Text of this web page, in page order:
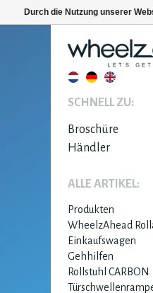
SCHNELL ZU:
Broschüre
Händler
ALLE ARTIKEL:
Produkten
WheelzAhead
Einkaufswagen
Gehhilfen
Rollstuhl CARBON
Durch die Nutzung unserer